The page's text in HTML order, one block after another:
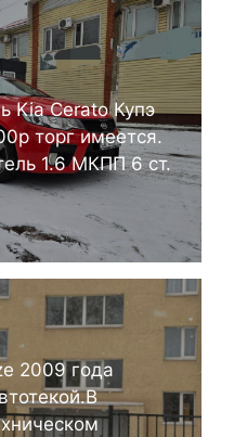
Kia Cerato Купэ
торг имеется.
1.6 МКПП 6 ст.
2009 года